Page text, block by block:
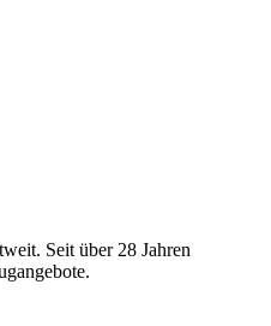
Seit über 28 Jahren